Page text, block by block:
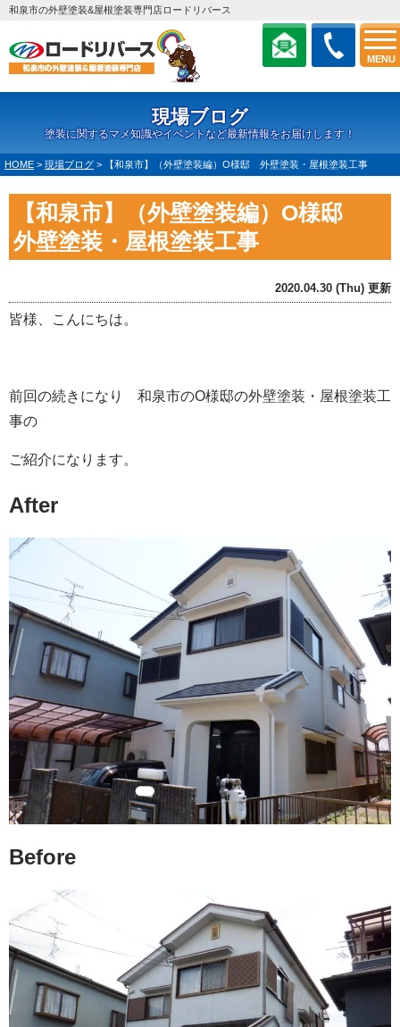
MENU
和泉市の外壁塗装&屋根塗装専門店ロードリバース
現場ブログ
塗装に関するマメ知識やイベントなど最新情報をお届けします！
HOME > 現場ブログ > 【和泉市】（外壁塗装編）O様邸 外壁塗装・屋根塗装工事
【和泉市】（外壁塗装編）O様邸
外壁塗装・屋根塗装工事
2020.04.30 (Thu) 更新
皆様、こんにちは。
前回の続きになり 和泉市のO様邸の外壁塗装・屋根塗装工
事の
ご紹介になります。
After
Before